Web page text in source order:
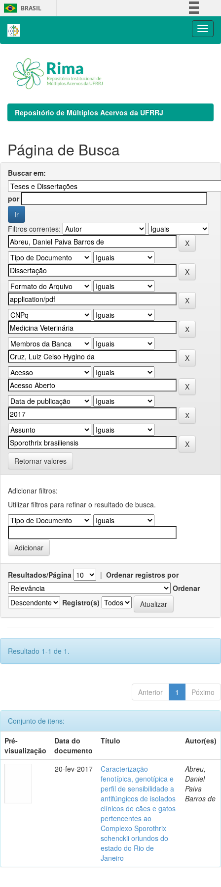
Skip
navigation
BRASIL
Repositório de Múltiplos Acervos da UFRRJ
Página de Busca
Buscar em:
por
Filtros correntes:
Retornar valores
Adicionar filtros:
Utilizar filtros para refinar o resultado de busca.
Resultados/Página | Ordenar registros por
Ordenar
Registro(s)
Resultado 1-1 de 1.
Anterior 1 Póximo
Conjunto de itens:
Pré-
visualização
Data do
documento
Título Autor(es)
20-fev-2017
Caracterização
fenotípica, genotípica e
perfil de sensibilidade a
antifúngicos de isolados
clínicos de cães e gatos
pertencentes ao
Complexo Sporothrix
schenckii oriundos do
estado do Rio de
Janeiro
Abreu,
Daniel
Paiva
Barros de